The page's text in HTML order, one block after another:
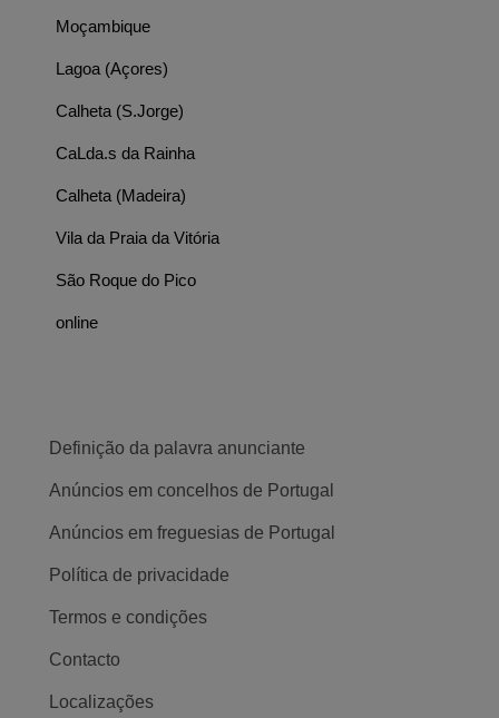
Moçambique
Lagoa (Açores)
Calheta (S.Jorge)
CaLda.s da Rainha
Calheta (Madeira)
Vila da Praia da Vitória
São Roque do Pico
online
Definição da palavra anunciante
Anúncios em concelhos de Portugal
Anúncios em freguesias de Portugal
Política de privacidade
Termos e condições
Contacto
Localizações